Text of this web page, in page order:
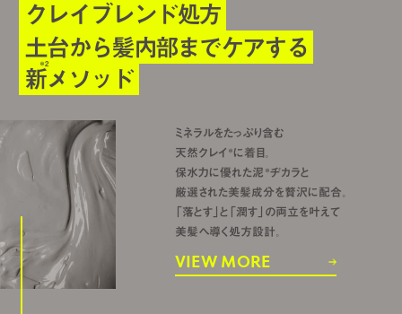
クレイブレンド処方
土台から髪内部までケアする
新
＊2
メソッド
ミネラルをたっぷり含む
天然クレイ ＊ に着目。
保水力に優れた泥 ＊ヂカラと
厳選された美髪成分を贅沢に配合。
「落とす」と「潤す」の両立を叶えて
美髪へ導く処方設計。
VIEW MORE